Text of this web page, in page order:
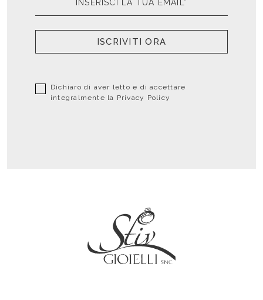
ISCRIVITI ORA
Dichiaro di aver letto e di accettare
integralmente la Privacy Policy